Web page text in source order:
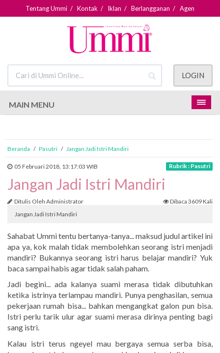
Tentang Ummi / Kontak / Iklan / Berlangganan / Agen
LOGIN
MAIN MENU
Beranda / Pasutri / Jangan Jadi Istri Mandiri
05 Februari 2018, 13:17:03 WIB Rubrik : Pasutri
Jangan Jadi Istri Mandiri
Ditulis Oleh Administrator
Dibaca 3609 Kali
Jangan Jadi Istri Mandiri
Sahabat Ummi tentu bertanya-tanya... maksud judul artikel ini
apa ya, kok malah tidak membolehkan seorang istri menjadi
mandiri? Bukannya seorang istri harus belajar mandiri? Yuk
baca sampai habis agar tidak salah paham.
Jadi begini... ada kalanya suami merasa tidak dibutuhkan
ketika istrinya terlampau mandiri. Punya penghasilan, semua
pekerjaan rumah bisa... bahkan mengangkat galon pun bisa.
Istri perlu tarik ulur agar suami merasa dirinya penting bagi
sang istri.
Kalau istri terus ngeyel mau bergaya semua serba bisa,